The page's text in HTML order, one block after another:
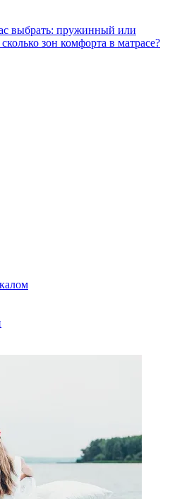
выбрать: пружинный или
зон комфорта в матрасе?